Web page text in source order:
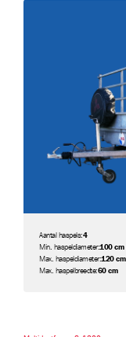
Aantal haspels:4
Min. haspeldiameter:100 cm
Max. haspeldiameter:120 cm
Max. haspelbreedte:60 cm